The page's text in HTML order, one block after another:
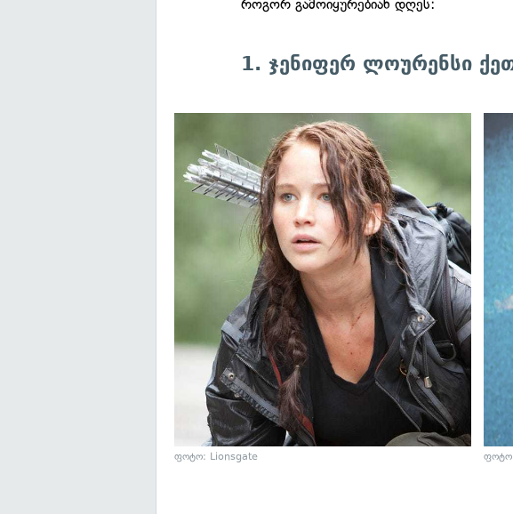
როგორ გამოიყურებიან დღეს:
1. ჯენიფერ ლოურენსი
ფოტო: Lionsgate